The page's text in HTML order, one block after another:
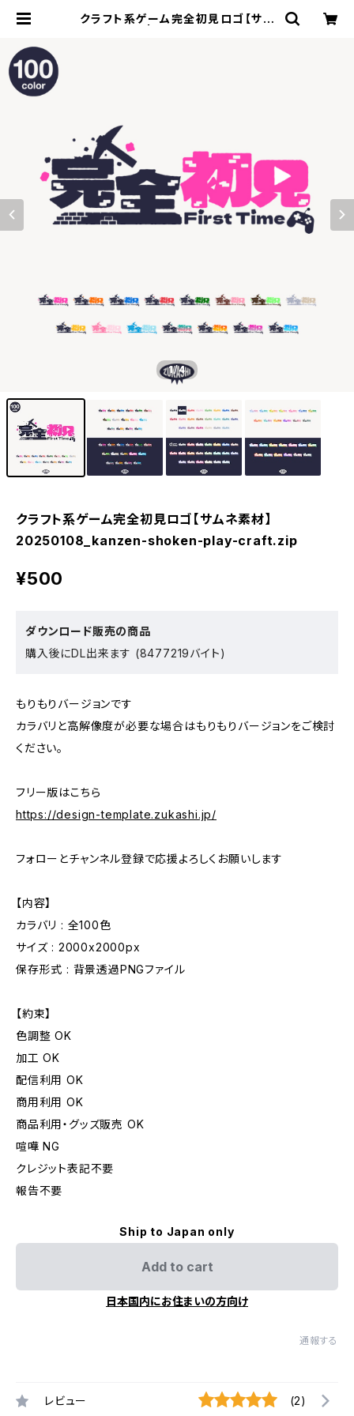
クラフト系ゲーム完全初見ロゴ【サム
1/4
クラフト系ゲーム完全初見ロゴ【サムネ素材】
20250108_kanzen-shoken-play-craft.zip
¥500
ダウンロード販売の商品
購入後にDL出来ます (8477219バイト)
もりもりバージョンです
カラバリと高解像度が必要な場合はもりもりバージョンをご検討
ください。
フリー版はこちら
https://design-template.zukashi.jp/
フォローとチャンネル登録で応援よろしくお願いします
【内容】
カラバリ : 全100色
サイズ : 2000x2000px
保存形式 : 背景透過PNGファイル
【約束】
色調整 OK
加工 OK
配信利用 OK
商用利用 OK
商品利用・グッズ販売 OK
喧嘩 NG
クレジット表記不要
報告不要
Ship to Japan only
Add to cart
日本国内にお住まいの方向け
通報する
レビュー (2)